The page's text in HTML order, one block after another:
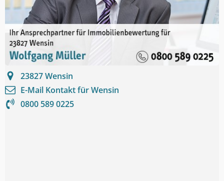
23827Wensin
E-Mail Kontakt fürWensin
0800 589 0225